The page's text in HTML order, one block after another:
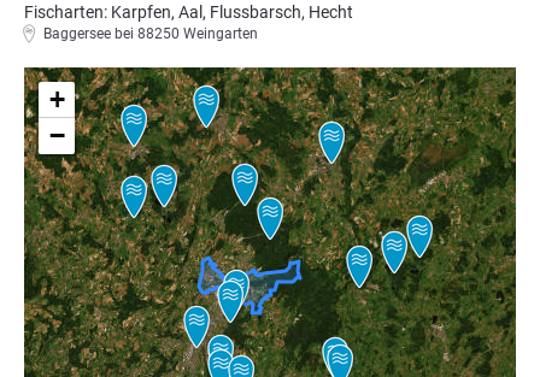
Fischarten: Karpfen, Aal, Flussbarsch, Hecht
Baggersee bei 88250 Weingarten
+
−